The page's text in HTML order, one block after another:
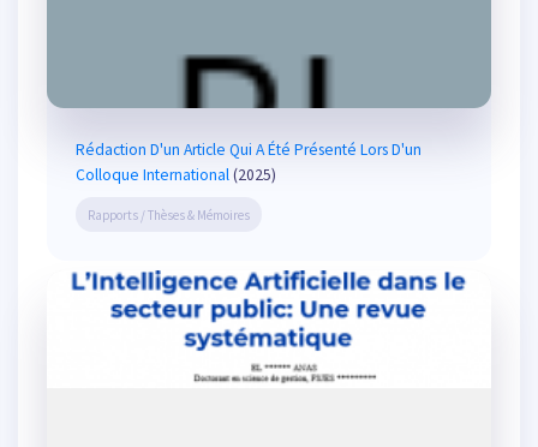
Rédaction D'un Article Qui A Été Présenté Lors D'un
Colloque International(2025)
Rapports / Thèses & Mémoires